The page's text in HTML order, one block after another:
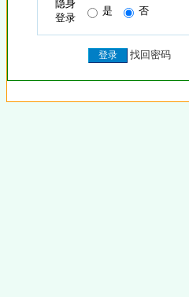
隐身
登录
是 否
找回密码